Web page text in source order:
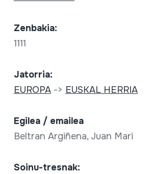
Zenbakia:
1111
Jatorria:
EUROPA-> EUSKAL HERRIA
Egilea / emailea
Beltran Argiñena, Juan Mari
Soinu-tresnak: